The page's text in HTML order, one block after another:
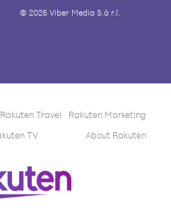
© 2026Viber Media S.à r.l.
Rakuten Travel
Rakuten Marketing
TV About Rakuten